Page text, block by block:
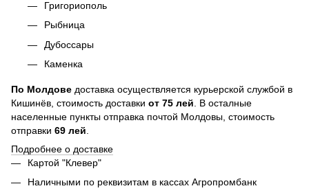
Григориополь
Рыбница
Дубоссары
Каменка
По Молдове доставка осуществляется курьерской службой в
Кишинёв, стоимость доставки от 75 лей . В осталные
населенные пункты отправка почтой Молдовы, стоимость
отправки 69 лей
Подробнее о доставке
Картой "Клевер"
Наличными по реквизитам в кассах Агропромбанк